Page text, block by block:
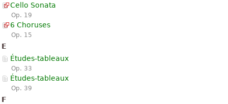
Cello Sonata
Op. 19
6 Choruses
Op. 15
E
Études-tableaux
Op. 33
Études-tableaux
Op. 39
F